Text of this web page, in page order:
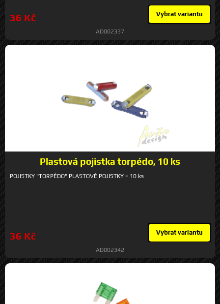
36 Kč Vybrat variantu
AD002337
Plastová pojistka torpédo, 10 ks
POJISTKY "TORPÉDO" PLASTOVÉ POJISTKY = 10 ks
36 Kč Vybrat variantu
AD002342